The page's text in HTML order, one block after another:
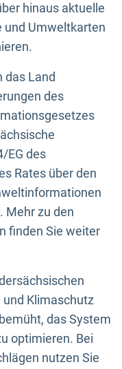
hinaus aktuelle
und Umweltkarten
das Land
des
EG des
Rates über den
Mehr zu den
finden Sie weiter
Klimaschutz
das System
optimieren. Bei
nutzen Sie